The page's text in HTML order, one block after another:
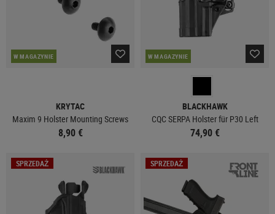
W MAGAZYNIE
KRYTAC
Maxim 9 Holster Mounting Screws
8,90 €
W MAGAZYNIE
BLACKHAWK
CQC SERPA Holster für P30 Left
74,90 €
SPRZEDAŻ SPRZEDAŻ